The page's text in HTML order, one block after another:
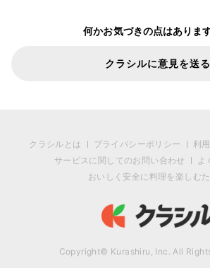
何かお気づきの点はありま
クラシルに意見を送る
クラシルとは プライバシーポリシー 利
サービスに関してのお問い合わせ
よ
おいしく安全に料理を楽しむ
Copyright© Kurashiru, Inc. All